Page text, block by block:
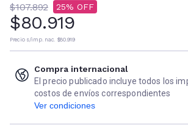
$107.892 25
$80.919
Precio s/imp. nac. $80.919
Compra internacional
El precio publicado incluye todos los
costos de envíos correspondientes
Ver condiciones